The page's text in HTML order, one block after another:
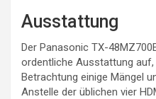
Ausstattung
Der Panasonic TX-
ordentliche Ausstattung
Betrachtung einige Mängel
Anstelle der üblichen vier